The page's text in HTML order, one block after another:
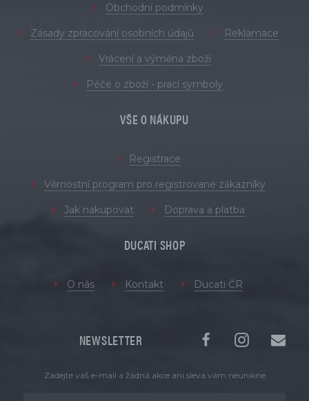
Obchodní podmínky
Zásady zpracování osobních údajů Reklamace
Vrácení a výměna zboží
Péče o zboží - prací symboly
VŠE O NÁKUPU
Registrace
Věrnostní program pro registrované zákazníky
Jak nakupovat Doprava a platba
DUCATI SHOP
O nás Kontakt Ducati ČR
NEWSLETTER
Zadejte váš e-mail a žádná akce ani sleva vám neunikne